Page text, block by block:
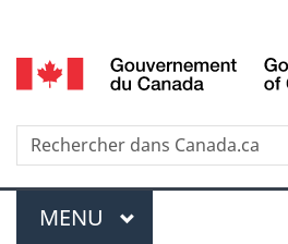
au
de
la
selection
Recherche
Menu
MENU PRINCIPAL